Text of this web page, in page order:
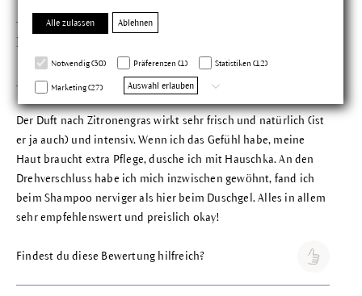
Alle zulassen Ablehnen
Notwendig (30) Präferenzen (1) Statistiken (12)
Marketing (27) Auswahl erlauben
Isabell M.
Verifizierter Kauf
Toller Duft, super Pflege
Der Duft nach Zitronengras wirkt sehr frisch und natürlich (ist
er ja auch) und intensiv. Wenn ich das Gefühl habe, meine
Haut braucht extra Pflege, dusche ich mit Hauschka. An den
Drehverschluss habe ich mich inzwischen gewöhnt, fand ich
beim Shampoo nerviger als hier beim Duschgel. Alles in allem
sehr empfehlenswert und preislich okay!
Findest du diese Bewertung hilfreich?